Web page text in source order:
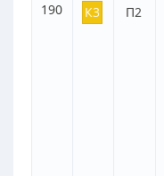
190 К3 П2